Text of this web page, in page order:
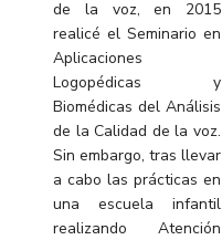
de la voz, en 2015
realicé el Seminario en
Aplicaciones
Logopédicas y
Biomédicas del Análisis
de la Calidad de la voz.
Sin embargo, tras llevar
a cabo las prácticas en
una escuela infantil
realizando Atención